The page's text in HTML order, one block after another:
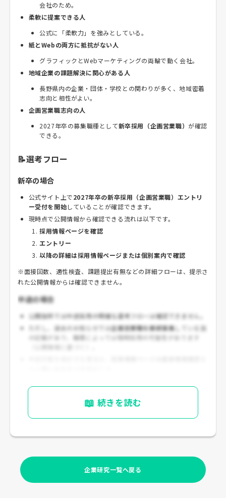
会社のため。
柔軟に提案できる人
公式に「柔軟力」を強みとしている。
紙とWebの両方に抵抗がない人
グラフィックとWebマーケティングの両輪で動く会社。
地域企業の課題解決に関心がある人
長野県内の企業・団体・学校との関わりが多く、地域密着
志向と相性がよい。
企画営業職志向の人
2027年卒の募集職種として新卒採用（企画営業職）が確認
できる。
📝選考フロー
新卒の場合
公式サイト上で2027年卒の新卒採用（企画営業職）エントリ
ー受付を開始していることが確認できます。
現時点で公開情報から確認できる流れは以下です。
採用情報ページを確認
エントリー
以降の詳細は採用情報ページまたは個別案内で確認
※面接回数、適性検査、課題提出有無などの詳細フローは、提示さ
れた公開情報からは確認できません。
中途の場合
公開抜粋では中途採用の明確な選考フローは確認できません。
ただし、過去のお知らせでは企画営業職を継続募集している旨
の記載があり、職種によっては随時採用の可能性があります
📖 続きを読む
企業研究一覧へ戻る